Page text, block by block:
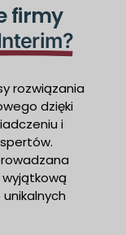
firmy
rozwiązania
dzięki
i